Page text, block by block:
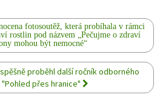
fotosoutěž, která probíhala v rámci
rostlin pod názvem „Pečujme o zdraví
mohou být nemocné“
proběhl další ročník odborného
přes hranice"